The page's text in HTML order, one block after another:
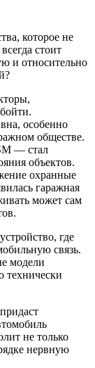
которое не
стоит
и относительно
особенно
обществе.
— стал
объектов.
охранные
гаражная
может сам
где
связь.
модели
технически
не только
нервную